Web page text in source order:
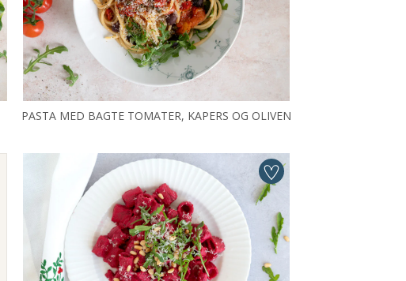
PASTA MED BAGTE TOMATER, KAPERS OG OLIVEN